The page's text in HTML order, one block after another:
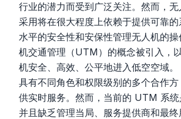
行业的潜力而受到广泛关注。然而，
采用将在很大程度上依赖于提供可靠
水平的安全性和安保性管理无人机的
机交通管理（UTM）的概念被引入，
机安全、高效、公平地进入低空空域
具有不同角色和权限级别的多个合作
供实时服务。然而，当前的 UTM 系统
并且缺乏管理当局、服务提供商和最